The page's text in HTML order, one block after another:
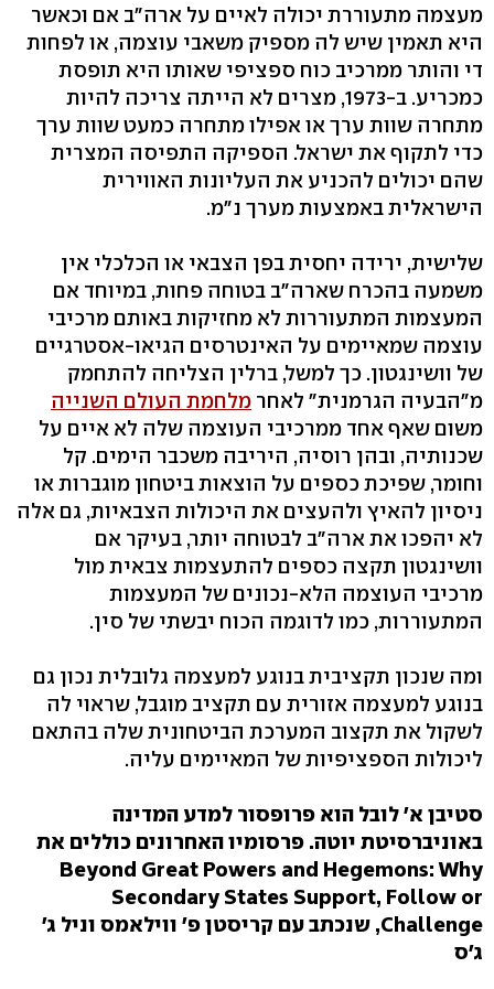
מעצמה מתעוררת יכולה לאיים על ארה"ב אם וכאשר
היא תאמין שיש לה מספיק משאבי עוצמה, או לפחות
די והותר ממרכיב כוח ספציפי שאותו היא תופסת
כמכריע. ב-1973, מצרים לא הייתה צריכה להיות
מתחרה שוות ערך או אפילו מתחרה כמעט שוות ערך
כדי לתקוף את ישראל. הספיקה התפיסה המצרית
שהם יכולים להכניע את העליונות האווירית
הישראלית באמצעות מערך נ"מ.
שלישית, ירידה יחסית בפן הצבאי או הכלכלי אין
משמעה בהכרח שארה"ב בטוחה פחות, במיוחד אם
המעצמות המתעוררות לא מחזיקות באותם מרכיבי
עוצמה שמאיימים על האינטרסים הגיאו-אסטרגיים
של וושינגטון. כך למשל, ברלין הצליחה להתחמק
מ"הבעיה הגרמנית" לאחר מלחמת העולם השנייה
משום שאף אחד ממרכיבי העוצמה שלה לא איים על
שכנותיה, ובהן רוסיה, היריבה משכבר הימים. קל
וחומר, שפיכת כספים על הוצאות ביטחון מוגברות או
ניסיון להאיץ ולהעצים את היכולות הצבאיות, גם אלה
לא יהפכו את ארה"ב לבטוחה יותר, בעיקר אם
וושינגטון תקצה כספים להתעצמות צבאית מול
מרכיבי העוצמה הלא-נכונים של המעצמות
המתעוררות, כמו לדוגמה הכוח יבשתי של סין.
ומה שנכון תקציבית בנוגע למעצמה גלובלית נכון גם
בנוגע למעצמה אזורית עם תקציב מוגבל, שראוי לה
לשקול את תקצוב המערכת הביטחונית שלה בהתאם
ליכולות הספציפיות של המאיימים עליה.
סטיבן א' לובל הוא פרופסור למדע המדינה
באוניברסיטת יוטה. פרסומיו האחרונים כוללים את
Beyond Great Powers and Hegemons: Why
Secondary States Support, Follow or
Challenge, שנכתב עם קריסטן פ' ווילאמס וניל ג'
ג'ס